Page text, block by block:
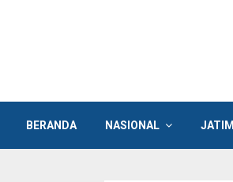
BERANDA NASIONAL JATIM